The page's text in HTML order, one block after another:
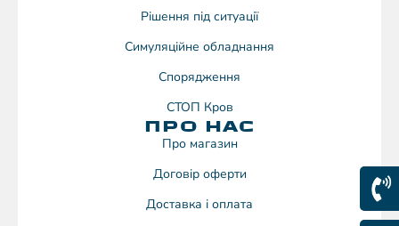
Рішення під ситуації
Симуляційне обладнання
Спорядження
СТОП Кров
ПРО НАС
Про магазин
Договiр оферти
Доставка і оплата